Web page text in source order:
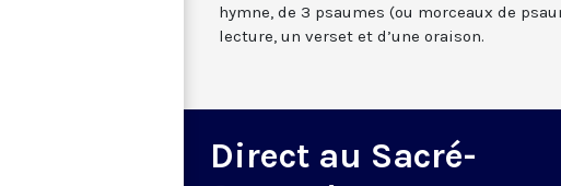
hymne, de 3 psaumes (ou morceaux de
lecture, un verset et d’une oraison.
Direct au Sacré-